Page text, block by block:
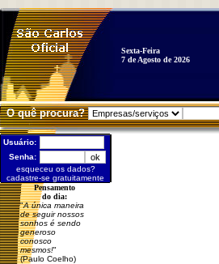
Sexta-Feira
7 de Agosto de 2026
O quê procura?
Usuário:
Senha:
esqueceu os dados?
cadastre-se gratuitamente
Pensamento
do dia:
"A única maneira
de seguir nossos
sonhos é sendo
generoso
conosco
mesmos!"
(Paulo Coelho)